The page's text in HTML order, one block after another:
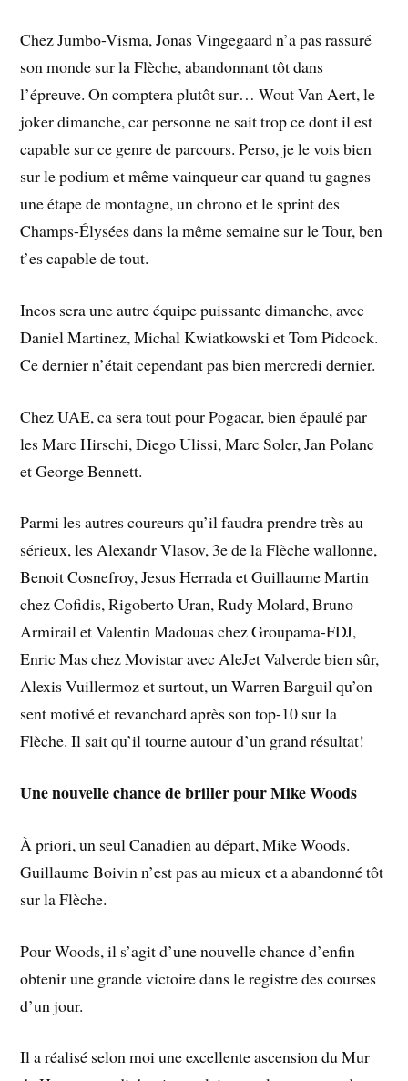
Chez Jumbo-Visma, Jonas Vingegaard n’a pas rassuré
son monde sur la Flèche, abandonnant tôt dans
l’épreuve. On comptera plutôt sur… Wout Van Aert, le
joker dimanche, car personne ne sait trop ce dont il est
capable sur ce genre de parcours. Perso, je le vois bien
sur le podium et même vainqueur car quand tu gagnes
une étape de montagne, un chrono et le sprint des
Champs-Élysées dans la même semaine sur le Tour, ben
t’es capable de tout.
Ineos sera une autre équipe puissante dimanche, avec
Daniel Martinez, Michal Kwiatkowski et Tom Pidcock.
Ce dernier n’était cependant pas bien mercredi dernier.
Chez UAE, ca sera tout pour Pogacar, bien épaulé par
les Marc Hirschi, Diego Ulissi, Marc Soler, Jan Polanc
et George Bennett.
Parmi les autres coureurs qu’il faudra prendre très au
sérieux, les Alexandr Vlasov, 3e de la Flèche wallonne,
Benoit Cosnefroy, Jesus Herrada et Guillaume Martin
chez Cofidis, Rigoberto Uran, Rudy Molard, Bruno
Armirail et Valentin Madouas chez Groupama-FDJ,
Enric Mas chez Movistar avec AleJet Valverde bien sûr,
Alexis Vuillermoz et surtout, un Warren Barguil qu’on
sent motivé et revanchard après son top-10 sur la
Flèche. Il sait qu’il tourne autour d’un grand résultat!
Une nouvelle chance de briller pour Mike Woods
À priori, un seul Canadien au départ, Mike Woods.
Guillaume Boivin n’est pas au mieux et a abandonné tôt
sur la Flèche.
Pour Woods, il s’agit d’une nouvelle chance d’enfin
obtenir une grande victoire dans le registre des courses
d’un jour.
Il a réalisé selon moi une excellente ascension du Mur